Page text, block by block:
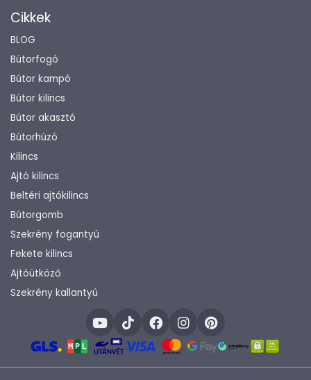
Cikkek
BLOG
Bútorfogó
Bútor kampó
Bútor kilincs
Bútor akasztó
Bútorhúzó
Kilincs
Ajtó kilincs
Beltéri ajtókilincs
Bútorgomb
Szekrény fogantyú
Fekete kilincs
Ajtóütköző
Szekrény kallantyú